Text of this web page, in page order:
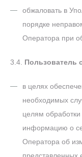
обжаловать в
порядке
Оператора при
3.4. Пользователь
в целях
необходимых
целям
информацию о
Оператора об